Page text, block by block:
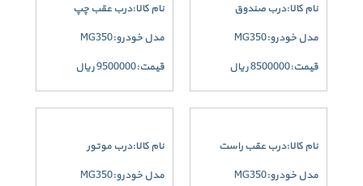
نام کالا:درب صندوق
مدل خودرو:MG350
قیمت:8500000 ریال
نام کالا:درب عقب چپ
مدل خودرو:MG350
قیمت:9500000 ریال
نام کالا:درب عقب راست
مدل خودرو:MG350
نام کالا:درب موتور
مدل خودرو:MG350